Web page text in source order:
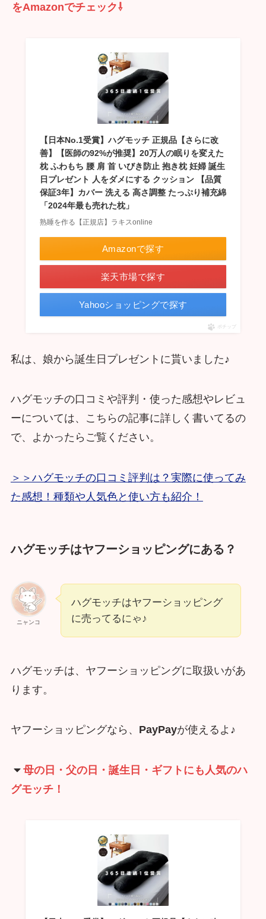
をAmazonでチェック⇩
【日本No.1受賞】ハグモッチ 正規品【さらに改
善】【医師の92%が推奨】20万人の眠りを変えた
枕 ふわもち 腰 肩 首 いびき防止 抱き枕 妊婦 誕生
日プレゼント 人をダメにする クッション 【品質
保証3年】カバー 洗える 高さ調整 たっぷり補充綿
「2024年最も売れた枕」
熟睡を作る【正規店】ラキスonline
Amazonで探す
楽天市場で探す
Yahooショッピングで探す
ポチップ
私は、娘から誕生日プレゼントに貰いました♪
ハグモッチの口コミや評判・使った感想やレビュ
ーについては、こちらの記事に詳しく書いてるの
で、よかったらご覧ください。
＞＞ハグモッチの口コミ評判は？実際に使ってみ
た感想！種類や人気色と使い方も紹介！
ハグモッチはヤフーショッピングにある？
ニャンコ
ハグモッチはヤフーショッピング
に売ってるにゃ♪
ハグモッチは、ヤフーショッピングに取扱いがあ
ります。
ヤフーショッピングなら、 PayPayが使えるよ♪
母の日・父の日・誕生日・ギフトにも人気のハ
グモッチ！